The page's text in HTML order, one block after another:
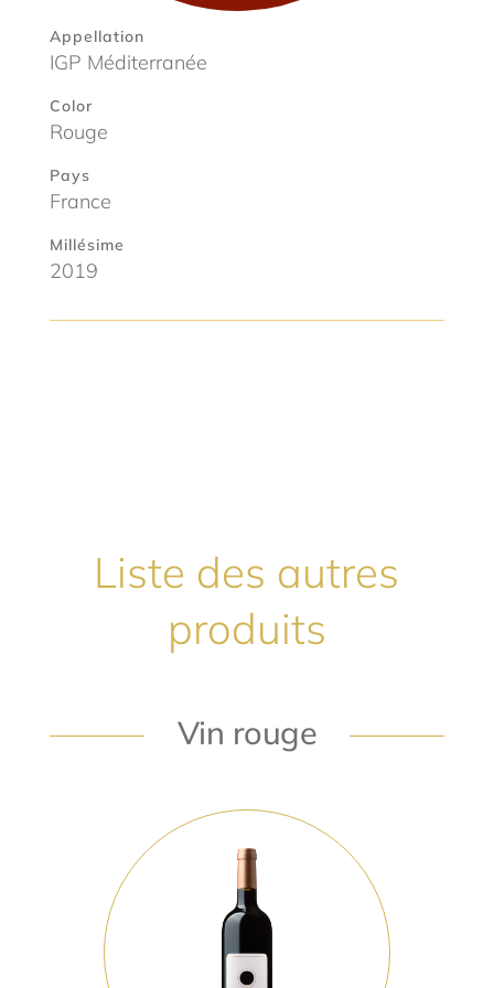
Appellation
IGP Méditerranée
Color
Rouge
Pays
France
Millésime
2019
Liste des autres
produits
Vin rouge